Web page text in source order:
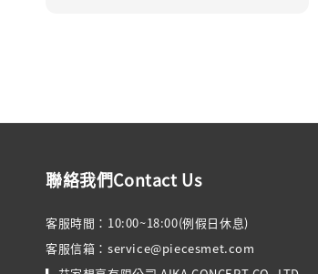
聯絡我們Contact Us
客服時間：10:00~18:00(例假日休息)
客服信箱：service@piecesmet.com